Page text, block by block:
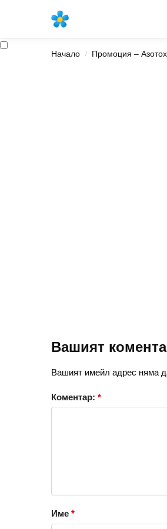
Най-новите продукти
Начало / Промоция –
Вашият
Вашият имейл адрес няма
Коментар: *
Име *